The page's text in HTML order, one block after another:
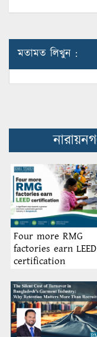
মতামত লিখুন :
Four more RMG
factories earn LEED
certification